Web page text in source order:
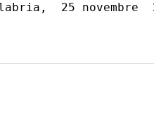
25 novembre